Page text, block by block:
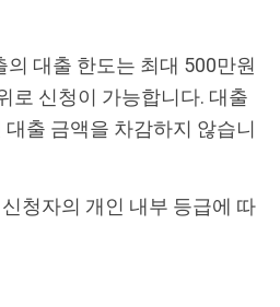
대출 한도는 최대 500만원
로 신청이 가능합니다. 대출
출 금액을 차감하지 않습니
청자의 개인 내부 등급에 따